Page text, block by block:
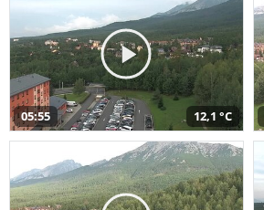
05:55 12,1 °C